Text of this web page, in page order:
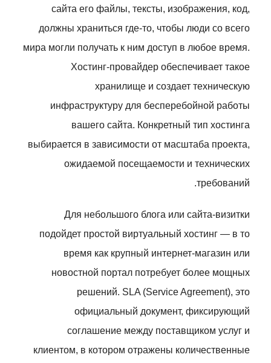
сайта его файлы, тексты, изображения, код,
должны храниться где-то, чтобы люди со всего
мира могли получать к ним доступ в любое время.
Хостинг-провайдер обеспечивает такое
хранилище и создает техническую
инфраструктуру для бесперебойной работы
вашего сайта. Конкретный тип хостинга
выбирается в зависимости от масштаба проекта,
ожидаемой посещаемости и технических
требований.
Для небольшого блога или сайта-визитки
подойдет простой виртуальный хостинг — в то
время как крупный интернет-магазин или
новостной портал потребует более мощных
решений. SLA (Service Agreement), это
официальный документ, фиксирующий
соглашение между поставщиком услуг и
клиентом, в котором отражены количественные